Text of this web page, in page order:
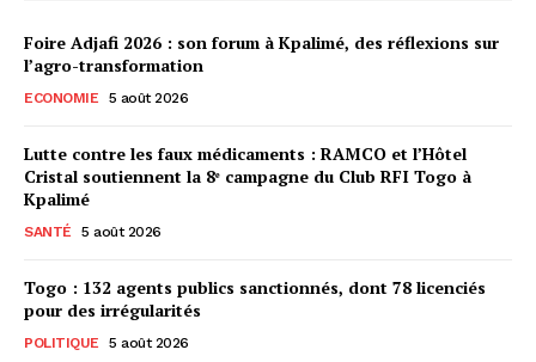
Foire Adjafi 2026 : son forum à Kpalimé, des réflexions sur
l’agro-transformation
ECONOMIE 5 août 2026
Lutte contre les faux médicaments : RAMCO et l’Hôtel
Cristal soutiennent la 8ᵉ campagne du Club RFI Togo à
Kpalimé
SANTÉ 5 août 2026
Togo : 132 agents publics sanctionnés, dont 78 licenciés
pour des irrégularités
POLITIQUE 5 août 2026